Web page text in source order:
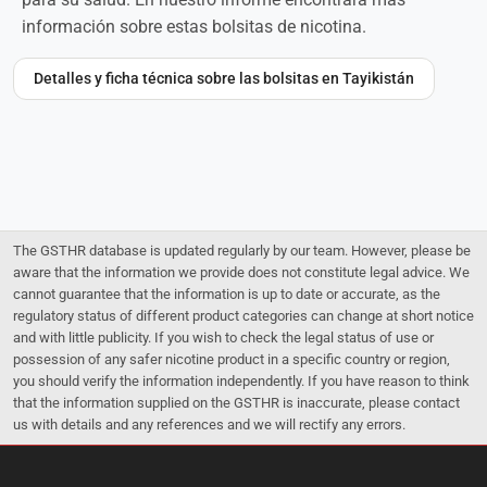
información sobre estas bolsitas de nicotina.
Detalles y ficha técnica sobre las bolsitas en Tayikistán
The GSTHR database is updated regularly by our team. However, please be
aware that the information we provide does not constitute legal advice. We
cannot guarantee that the information is up to date or accurate, as the
regulatory status of different product categories can change at short notice
and with little publicity. If you wish to check the legal status of use or
possession of any safer nicotine product in a specific country or region,
you should verify the information independently. If you have reason to think
that the information supplied on the GSTHR is inaccurate, please contact
us with details and any references and we will rectify any errors.